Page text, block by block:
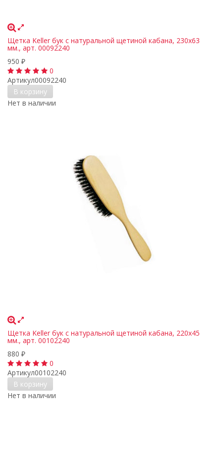
Щетка Keller бук с натуральной щетиной кабана, 230х63
мм., арт. 00092240
950 ₽
0
Артикул00092240
В корзину
Нет в наличии
Щетка Keller бук с натуральной щетиной кабана, 220х45
мм., арт. 00102240
880 ₽
0
Артикул00102240
В корзину
Нет в наличии